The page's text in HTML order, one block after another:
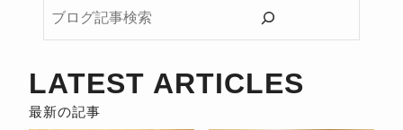
ロ
記
事
検
LATEST ARTICLES